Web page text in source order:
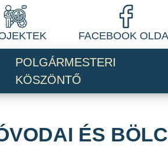
FACEBOOK
POLGÁRMESTERI
KÖSZÖNTŐ
ÉS